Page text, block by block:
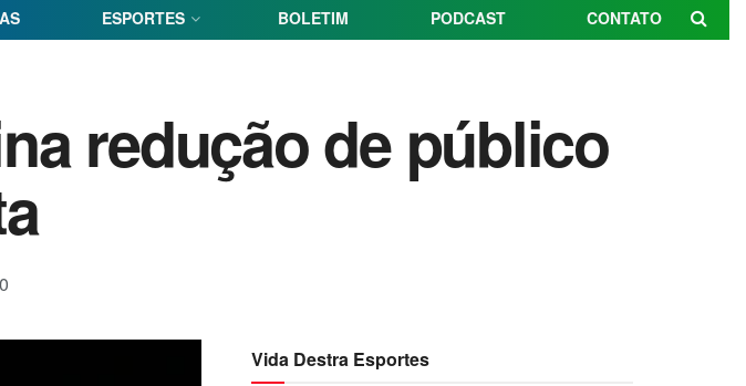
ESPORTES BOLETIM PODCAST CONTATO
redução de público
0
Vida Destra Esportes